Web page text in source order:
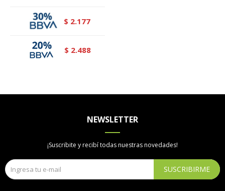
$ 2.177
$ 2.488
NEWSLETTER
¡Suscribite y recibí todas nuestras novedades!
SUSCRIBIRME